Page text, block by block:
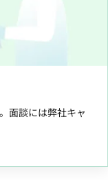
面談には弊社キャ